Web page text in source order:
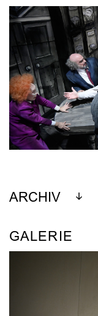
ARCHIV
GALERIE